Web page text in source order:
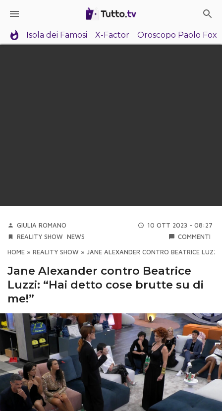
Isola dei Famosi X-Factor Oroscopo Paolo Fox
GIULIA ROMANO
10 OTT 2023 - 08:27
REALITY SHOW NEWS COMMENTI
HOME » REALITY SHOW » JANE ALEXANDER CONTRO BEATRICE
Jane Alexander contro Beatrice
Luzzi: “Hai detto cose brutte su di
me!”